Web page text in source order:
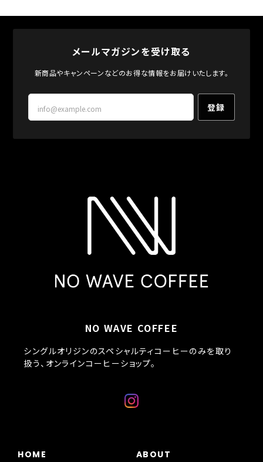
メールマガジンを受け取る
新商品やキャンペーンなどのお得な情報をお届けいたします。
登録
NO WAVE COFFEE
シングルオリジンのスペシャルティコーヒーのみを取り
扱う、オンラインコーヒーショップ。
HOME ABOUT